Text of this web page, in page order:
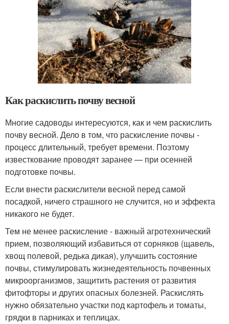
Как раскислить почву весной
Многие садоводы интересуются, как и чем раскислить
почву весной. Дело в том, что раскисление почвы -
процесс длительный, требует времени. Поэтому
известкование проводят заранее — при осенней
подготовке почвы.
Если внести раскислители весной перед самой
посадкой, ничего страшного не случится, но и эффекта
никакого не будет.
Тем не менее раскисление - важный агротехнический
прием, позволяющий избавиться от сорняков (щавель,
хвощ полевой, редька дикая), улучшить состояние
почвы, стимулировать жизнедеятельность почвенных
микроорганизмов, защитить растения от развития
фитофторы и других опасных болезней. Раскислять
нужно обязательно участки под картофель и томаты,
грядки в парниках и теплицах.